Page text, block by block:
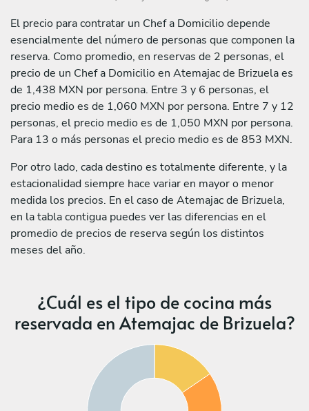
El precio para contratar un Chef a Domicilio depende
esencialmente del número de personas que componen la
reserva. Como promedio, en reservas de 2 personas, el
precio de un Chef a Domicilio en Atemajac de Brizuela es
de 1,438 MXN por persona. Entre 3 y 6 personas, el
precio medio es de 1,060 MXN por persona. Entre 7 y 12
personas, el precio medio es de 1,050 MXN por persona.
Para 13 o más personas el precio medio es de 853 MXN.
Por otro lado, cada destino es totalmente diferente, y la
estacionalidad siempre hace variar en mayor o menor
medida los precios. En el caso de Atemajac de Brizuela,
en la tabla contigua puedes ver las diferencias en el
promedio de precios de reserva según los distintos
meses del año.
¿Cuál es el tipo de cocina más
reservada en Atemajac de Brizuela?